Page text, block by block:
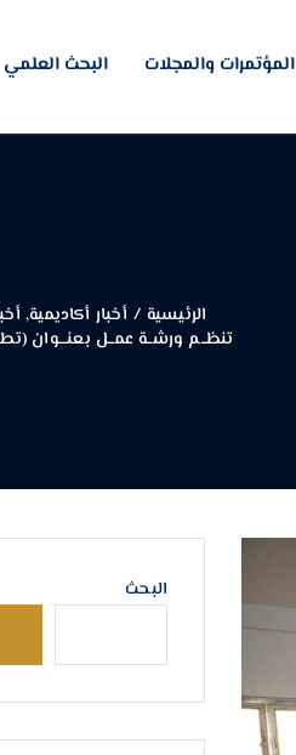
المؤتمرات والمجلات البحث العلمي
الرئيسية / أخبار أكاديمية,
تنظــم ورشــة عمــل بعنـــوان
البحث